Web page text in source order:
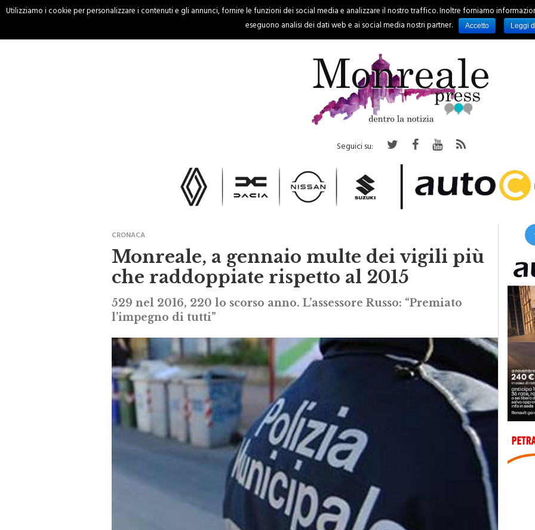
HOME CRONACA PALERMO REGIONE EVENTI RUBRICHE SPORT
Seguici su:
CRONACA
Monreale, a gennaio multe dei vigili più
che raddoppiate rispetto al 2015
529 nel 2016, 220 lo scorso anno. L’assessore Russo: “Premiato
l’impegno di tutti”
Utilizziamo i cookie per personalizzare i contenuti e gli annunci, fornire le funzioni dei social media e analizzare il nostro traffico. Inoltre forniamo
eseguono analisi dei dati web e ai social media nostri partner.
Accetto Leggi